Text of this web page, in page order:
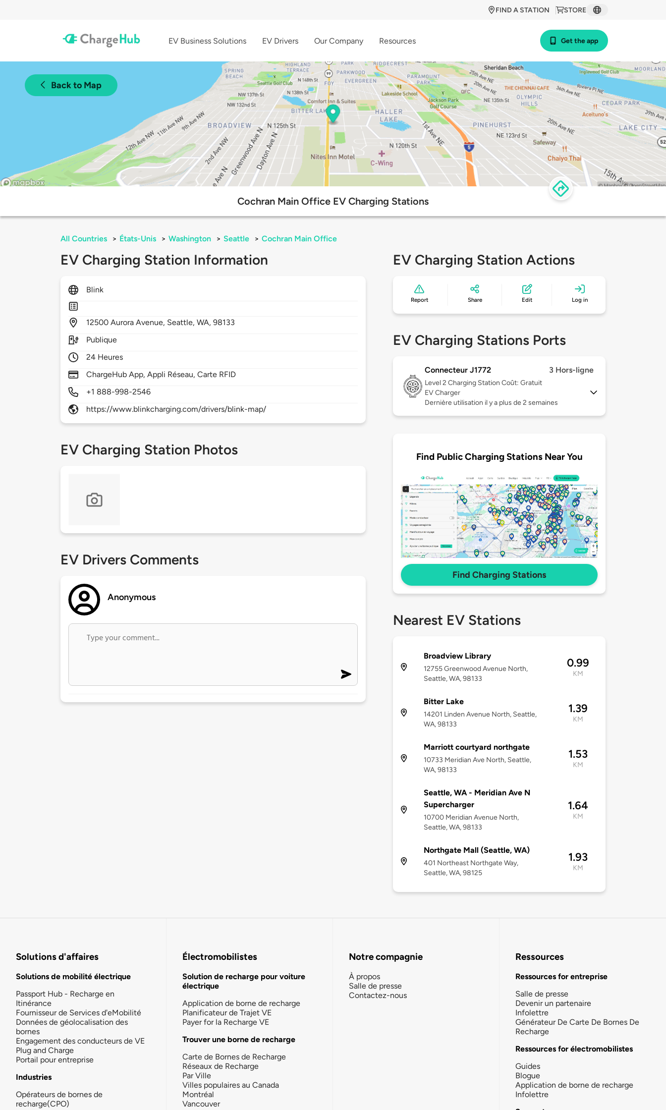
STORE
FIND A STATION
EV Business Solutions EV Drivers Our Company Resources Get the app
Back to Map
Cochran Main Office EV Charging Stations
All Countries > États-Unis > Washington > Seattle > Cochran Main Office
EV Charging Station Information
Blink
12500Aurora Avenue, Seattle,WA,98133
Publique
24 Heures
ChargeHub App, Appli Réseau, Carte RFID
+1 888-998-2546
https://www.blinkcharging.com/drivers/blink-map/
EV Charging Station Photos
EV Drivers Comments
Anonymous
EV Charging Station Actions
Report Share Edit Log in
EV Charging Stations Ports
Connecteur J1772 3 Hors-ligne
Level 2 Charging Station Coût: Gratuit
EV Charger
Dernière utilisation il y a plus de 2 semaines
Find Public Charging Stations Near You
Find Charging Stations
Nearest EV Stations
Broadview Library
12755 Greenwood Avenue North,
Seattle, WA, 98133
0.99
KM
Bitter Lake
14201 Linden Avenue North, Seattle,
WA, 98133
1.39
KM
Marriott courtyard northgate
10733 Meridian Ave North, Seattle,
WA, 98133
1.53
KM
Seattle, WA - Meridian Ave N
Supercharger
10700 Meridian Avenue North,
Seattle, WA, 98133
1.64
KM
Northgate Mall (Seattle, WA)
401 Northeast Northgate Way,
Seattle, WA, 98125
1.93
KM
Solutions d'affaires
Solutions de mobilité électrique
Passport Hub - Recharge en
Itinérance
Fournisseur de Services d'eMobilité
Données de géolocalisation des
bornes
Engagement des conducteurs de VE
Plug and Charge
Portail pour entreprise
Industries
Opérateurs de bornes de
recharge(CPO)
Électromobilistes
Solution de recharge pour voiture
électrique
Application de borne de recharge
Planificateur de Trajet VE
Payer for la Recharge VE
Trouver une borne de recharge
Carte de Bornes de Recharge
Réseaux de Recharge
Par Ville
Villes populaires au Canada
Montréal
Vancouver
Notre compagnie
À propos
Salle de presse
Contactez-nous
Ressources
Ressources for entreprise
Salle de presse
Devenir un partenaire
Infolettre
Générateur De Carte De Bornes De
Recharge
Ressources for électromobilistes
Guides
Blogue
Application de borne de recharge
Infolettre